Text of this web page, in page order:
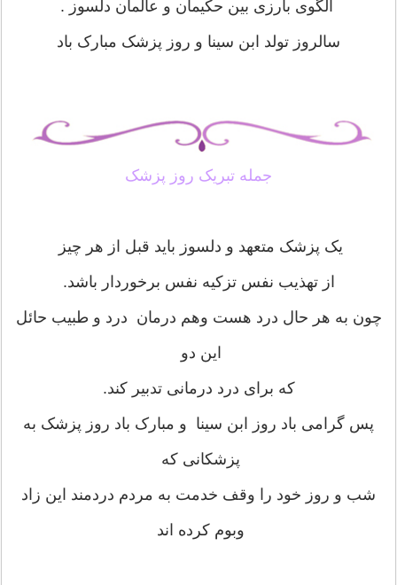
الگوی بارزی بین حکیمان و عالمان دلسوز .
سالروز تولد ابن سینا و روز پزشک مبارک باد
جمله تبریک روز پزشک
یک پزشک متعهد و دلسوز باید قبل از هر چیز
از تهذیب نفس تزکیه نفس برخوردار باشد.
چون به هر حال درد هست وهم درمان درد و طبیب حائل
این دو
که برای درد درمانی تدبیر کند.
پس گرامی باد روز ابن سینا و مبارک باد روز پزشک به
پزشکانی که
شب و روز خود را وقف خدمت به مردم دردمند این زاد
وبوم کرده اند